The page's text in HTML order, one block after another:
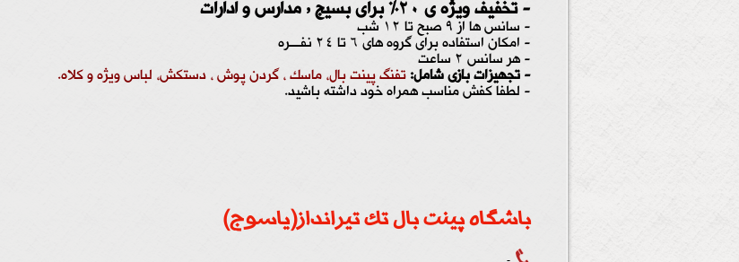
باشگاه پینت بال تک تیرانداز(یاسوج)
-
- تخفیف ویژه ی 20% برای بسیج , مدارس و ادارات
- سانس ها از 9 صبح تا 12 شب
- امکان استفاده برای گروه های 6 تا 24 نفـــره
- هر سانس ۲ ساعت
- تجهیزات بازی شامل: تفنگ پینت بال، ماسک ، گردن پوش ، دستکش، لباس ویژه و کلاه.
- لطفا کفش مناسب همراه خود داشته باشید.